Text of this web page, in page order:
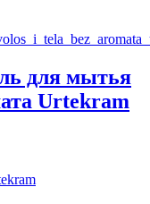
для мытья
Urtekram